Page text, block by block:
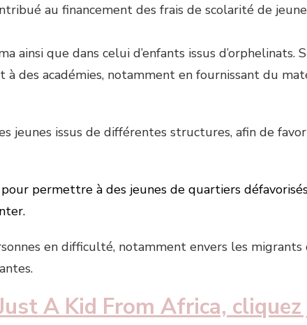
au financement des frais de scolarité de
ainsi que dans celui d’enfants issus d’orphelinats.
des académies, notamment en fournissant du
jeunes issus de différentes structures, afin de
permettre à des jeunes de quartiers
en difficulté, notamment envers les migrants
A Kid From Africa,